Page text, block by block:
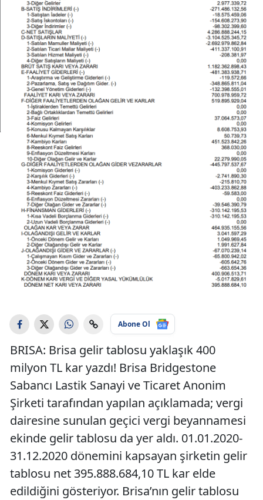
Abone Ol
BRISA: Brisa gelir tablosu yaklaşık 400
milyon TL kar yazdı! Brisa Bridgestone
Sabancı Lastik Sanayi ve Ticaret Anonim
Şirketi tarafından yapılan açıklamada; vergi
dairesine sunulan geçici vergi beyannamesi
ekinde gelir tablosu da yer aldı. 01.01.2020-
31.12.2020 dönemini kapsayan şirketin gelir
tablosu net 395.888.684,10 TL kar elde
edildiğini gösteriyor. Brisa’nın gelir tablosu